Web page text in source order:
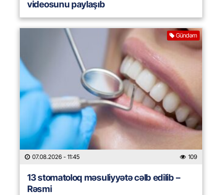
videosunu paylaşıb
Gündəm
07.08.2026 - 11:45 109
13 stomatoloq məsuliyyətə cəlb edilib –
Rəsmi